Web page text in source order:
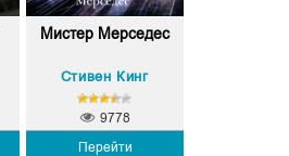
Мистер Мерседес
Стивен Кинг
Перейти
9778